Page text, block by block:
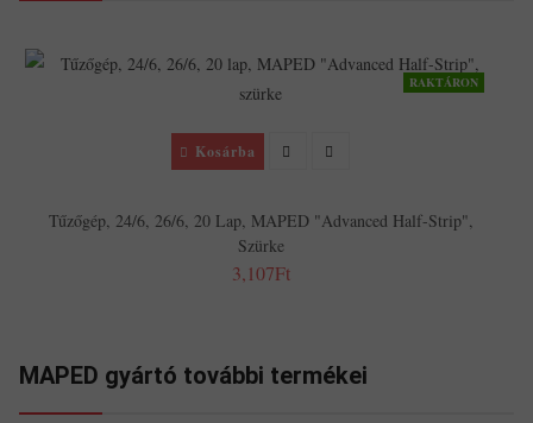
RAKTÁRON
Kosárba
Tűzőgép, 24/6, 26/6, 20 Lap, MAPED "Advanced Half-Strip",
Szürke
3,107Ft
MAPED gyártó további termékei